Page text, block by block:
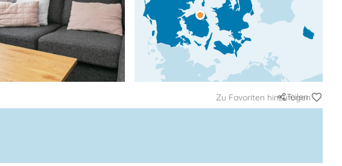
Zu Favoriten hinzufügen
Teilen